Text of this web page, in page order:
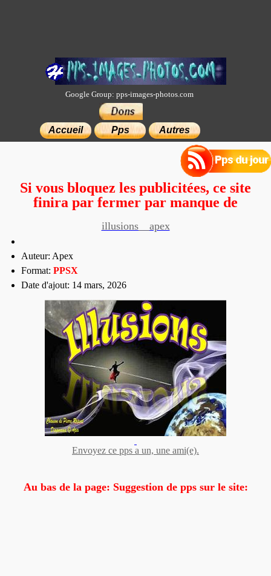
Accueil Pps Autres
Google Group: pps-images-photos.com
×
Si vous bloquez les publicitées, ce site
finira par fermer par manque de
illusions__apex
Auteur: Apex
Format: PPSX
Date d'ajout: 14 mars, 2026
Envoyez ce pps a un, une ami(e).
Au bas de la page: Suggestion de pps sur le site: